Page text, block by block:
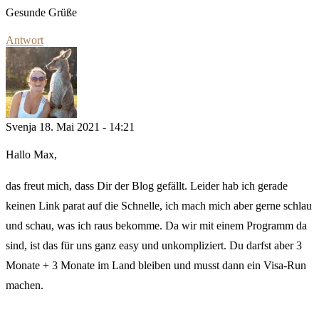
Gesunde Grüße
Antwort
Svenja 18. Mai 2021 - 14:21
Hallo Max,
das freut mich, dass Dir der Blog gefällt. Leider hab ich gerade
keinen Link parat auf die Schnelle, ich mach mich aber gerne schlau
und schau, was ich raus bekomme. Da wir mit einem Programm da
sind, ist das für uns ganz easy und unkompliziert. Du darfst aber 3
Monate + 3 Monate im Land bleiben und musst dann ein Visa-Run
machen.